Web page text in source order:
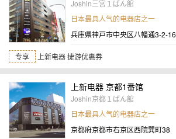
Joshin三宮１ばん館
日本最具人气的电器店之一
兵庫県神戸市中央区八幡通3-2-16
专享 上新电器 捷游优惠券
上新电器 京都1番馆
Joshin京都１ばん館
日本最具人气的电器店之一
京都府京都市右京区西院巽町38